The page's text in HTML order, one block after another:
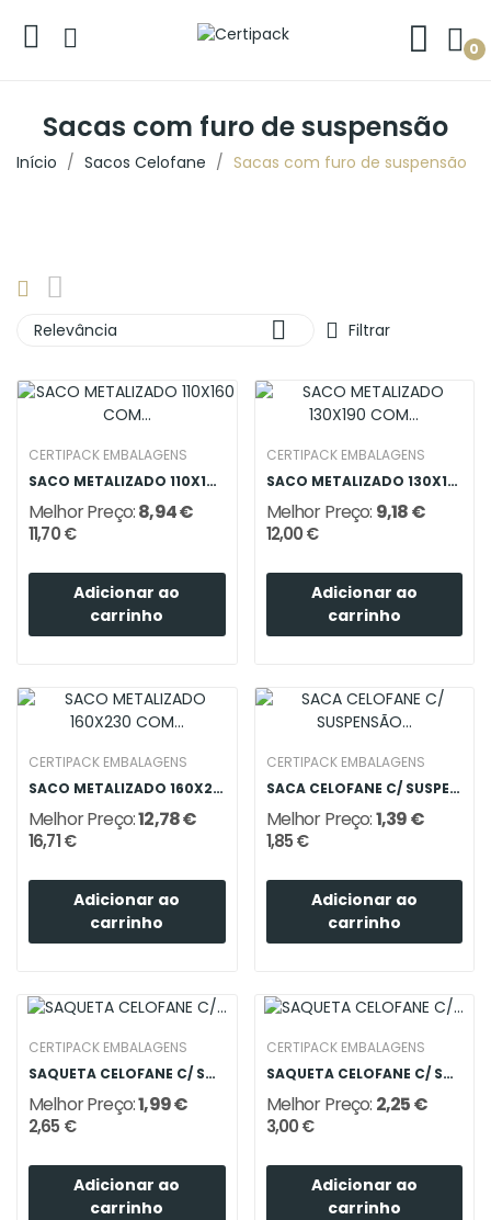
0
Sacas com furo de suspensão
Início Sacos Celofane Sacas com furo de suspensão
Relevância  Filtrar
CERTIPACK EMBALAGENS
SACO METALIZADO 110X160 COM JANELA E EUROFURO
Melhor Preço:8,94 €
11,70 €
Adicionar ao
carrinho
CERTIPACK EMBALAGENS
SACO METALIZADO 130X190 COM JANELA
Melhor Preço: 9,18 €
12,00 €
Adicionar ao
carrinho
CERTIPACK EMBALAGENS
SACO METALIZADO 160X230 COM JANELA
Melhor Preço:12,78 €
16,71 €
Adicionar ao
carrinho
CERTIPACK EMBALAGENS
SACA CELOFANE C/ SUSPENSÃO 55X75
Melhor Preço:1,39 €
1,85 €
Adicionar ao
carrinho
CERTIPACK EMBALAGENS
SAQUETA CELOFANE C/ SUSPENSÃO 60X80
Melhor Preço:1,99 €
2,65 €
Adicionar ao
carrinho
CERTIPACK EMBALAGENS
SAQUETA CELOFANE C/ SUSPENSÃO 70X100
Melhor Preço: 2,25 €
3,00 €
Adicionar ao
carrinho